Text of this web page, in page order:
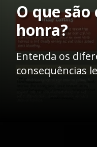
O que
honra?
Entenda os
consequências